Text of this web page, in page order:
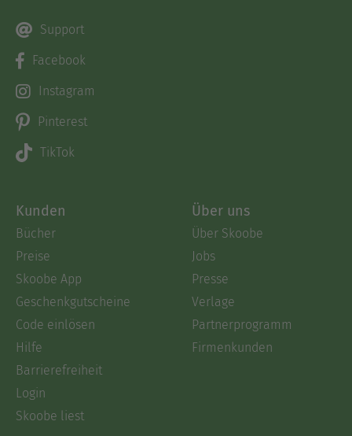
Support
Facebook
Instagram
Pinterest
TikTok
Kunden
Bücher
Preise
Skoobe App
Geschenkgutscheine
Code einlösen
Hilfe
Barrierefreiheit
Login
Skoobe liest
Über uns
Über Skoobe
Jobs
Presse
Verlage
Partnerprogramm
Firmenkunden